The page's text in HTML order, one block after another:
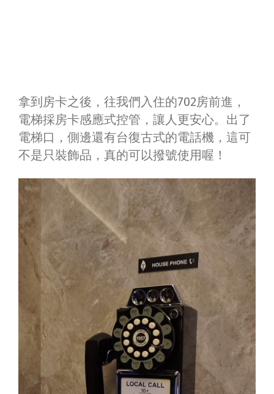
拿到房卡之後，往我們入住的702房前進，
電梯採房卡感應式控管，讓人更安心。出了
電梯口，側邊還有台復古式的電話機，這可
不是只裝飾品，真的可以撥號使用喔！